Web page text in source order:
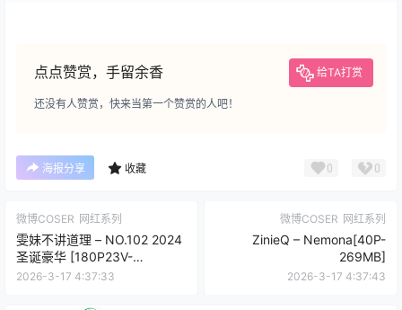
点点赞赏，手留余香 给TA打赏
还没有人赞赏，快来当第一个赞赏的人吧！
海报分享 收藏 0 0
微博COSER 网红系列
雯妹不讲道理 – NO.102 2024
圣诞豪华 [180P23V-
1.08GB]VIP
2026-3-17 4:37:33
微博COSER 网红系列
ZinieQ – Nemona[40P-
269MB]
2026-3-17 4:37:43